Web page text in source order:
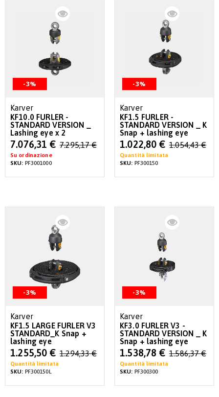
-3%
Karver
KF10.0 FURLER -
STANDARD VERSION _
Lashing eye x 2
Special
Price
7.076,31 € 7.295,17 €
Su ordinazione
SKU: PF3001000
-3%
Karver
KF1.5 FURLER -
STANDARD VERSION _ K
Snap + lashing eye
Special
Price
1.022,80 € 1.054,43 €
Quantità limitata
SKU: PF300150
-3%
Karver
KF1.5 LARGE FURLER V3
STANDARD_K Snap +
lashing eye
Special
Price
1.255,50 € 1.294,33 €
Quantità limitata
SKU: PF300150L
-3%
Karver
KF3.0 FURLER V3 -
STANDARD VERSION _ K
Snap + lashing eye
Special
Price
1.538,78 € 1.586,37 €
Quantità limitata
SKU: PF300300